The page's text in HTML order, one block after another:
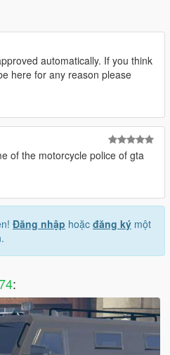
automatically. If you think
here for any reason please
of the motorcycle police of gta
Đăng nhập hoặc đăng ký một
: